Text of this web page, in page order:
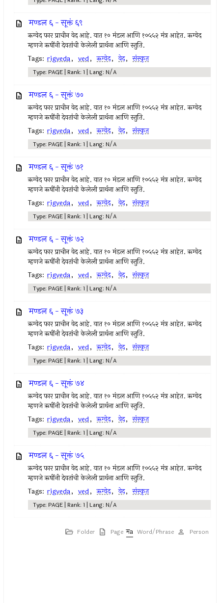
मण्डल ६ - सूक्तं ६९
ऋग्वेद फार प्राचीन वेद आहे. यात १० मंडल आणि १०५५२ मंत्र आहेत. ऋग्वेद
म्हणजे ऋषींनी देवतांची केलेली प्रार्थना आणि स्तुति.
Tags: rigveda, ved, ऋग्वेद, वेद, संस्कृत
Type: PAGE | Rank: 1 | Lang: N/A
मण्डल ६ - सूक्तं ७०
ऋग्वेद फार प्राचीन वेद आहे. यात १० मंडल आणि १०५५२ मंत्र आहेत. ऋग्वेद
म्हणजे ऋषींनी देवतांची केलेली प्रार्थना आणि स्तुति.
Tags: rigveda, ved, ऋग्वेद, वेद, संस्कृत
Type: PAGE | Rank: 1 | Lang: N/A
मण्डल ६ - सूक्तं ७१
ऋग्वेद फार प्राचीन वेद आहे. यात १० मंडल आणि १०५५२ मंत्र आहेत. ऋग्वेद
म्हणजे ऋषींनी देवतांची केलेली प्रार्थना आणि स्तुति.
Tags: rigveda, ved, ऋग्वेद, वेद, संस्कृत
Type: PAGE | Rank: 1 | Lang: N/A
मण्डल ६ - सूक्तं ७२
ऋग्वेद फार प्राचीन वेद आहे. यात १० मंडल आणि १०५५२ मंत्र आहेत. ऋग्वेद
म्हणजे ऋषींनी देवतांची केलेली प्रार्थना आणि स्तुति.
Tags: rigveda, ved, ऋग्वेद, वेद, संस्कृत
Type: PAGE | Rank: 1 | Lang: N/A
मण्डल ६ - सूक्तं ७३
ऋग्वेद फार प्राचीन वेद आहे. यात १० मंडल आणि १०५५२ मंत्र आहेत. ऋग्वेद
म्हणजे ऋषींनी देवतांची केलेली प्रार्थना आणि स्तुति.
Tags: rigveda, ved, ऋग्वेद, वेद, संस्कृत
Type: PAGE | Rank: 1 | Lang: N/A
मण्डल ६ - सूक्तं ७४
ऋग्वेद फार प्राचीन वेद आहे. यात १० मंडल आणि १०५५२ मंत्र आहेत. ऋग्वेद
म्हणजे ऋषींनी देवतांची केलेली प्रार्थना आणि स्तुति.
Tags: rigveda, ved, ऋग्वेद, वेद, संस्कृत
Type: PAGE | Rank: 1 | Lang: N/A
मण्डल ६ - सूक्तं ७५
ऋग्वेद फार प्राचीन वेद आहे. यात १० मंडल आणि १०५५२ मंत्र आहेत. ऋग्वेद
म्हणजे ऋषींनी देवतांची केलेली प्रार्थना आणि स्तुति.
Tags: rigveda, ved, ऋग्वेद, वेद, संस्कृत
Type: PAGE | Rank: 1 | Lang: N/A
Folder Page Word/Phrase Person